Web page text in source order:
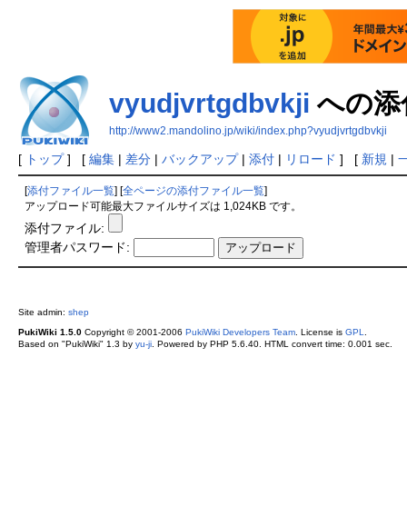
vyudjvrtgdbvkji への添
http://www2.mandolino.jp/wiki/index.php?vyudjvrtgdbvkji
[ トップ] [ 編集| 差分| バックアップ| 添付| リロード ] [ 新規 |
添付ファイル一覧 全ページの添付ファイル一覧
アップロード可能最大ファイルサイズは 1,024KB です。
添付ファイル:
管理者パスワード:
Site admin: shep
PukiWiki 1.5.0Copyright © 2001-2006 PukiWiki Developers Team. License is GPL
Based on "PukiWiki" 1.3 by yu-ji. Powered by PHP 5.6.40. HTML convert time: 0.001 sec.